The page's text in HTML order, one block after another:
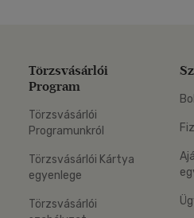
Törzsvásárlói
Program
Törzsvásárlói
Programunkról
Törzsvásárlói Kártya
egyenlege
Törzsvásárlói